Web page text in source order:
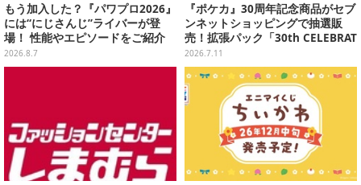
もう加入した？『パワプロ2026』
には“にじさんじ”ライバーが登
場！ 性能やエピソードをご紹介
2026.8.7
『ポケカ』30周年記念商品がセブ
ンネットショッピングで抽選販
売！拡張パック「30th CELEBRAT
ION」と「エーフィ・ブラッキー
セット」が対象
2026.7.11